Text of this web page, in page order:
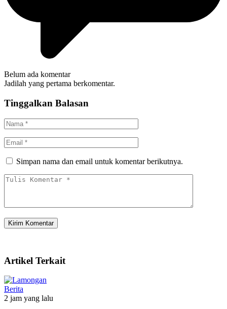
Belum ada komentar
Jadilah yang pertama berkomentar.
Tinggalkan Balasan
Simpan nama dan email untuk komentar berikutnya.
Artikel Terkait
Berita
2 jam yang lalu